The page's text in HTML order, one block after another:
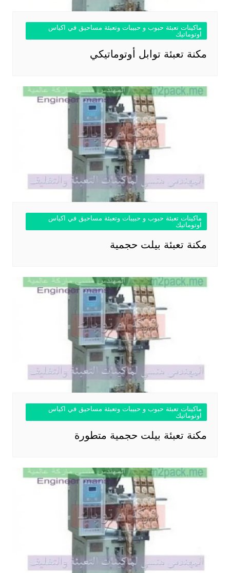
ماكينات تعبئة حبوب و حبيبات وتعبئة مساحيق في اكياس
اوتوماتيك
مكنة تعبئة توابل أوتوماتيكي
ماكينات تعبئة حبوب و حبيبات وتعبئة مساحيق في اكياس
اوتوماتيك
مكنة تعبئة بيلت حجمية
ماكينات تعبئة حبوب و حبيبات وتعبئة مساحيق في اكياس
اوتوماتيك
مكنة تعبئة بيلت حجمية متطورة